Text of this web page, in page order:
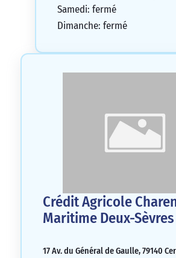
Samedi: fermé
Dimanche: fermé
Crédit Agricole
Maritime Deux-Sèvres
17 Av. du Général de Gaulle, 79140